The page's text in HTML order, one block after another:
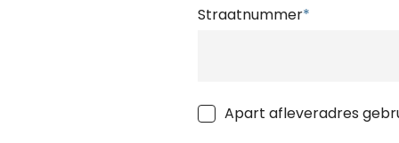
Straatnummer*
Apart afleveradres